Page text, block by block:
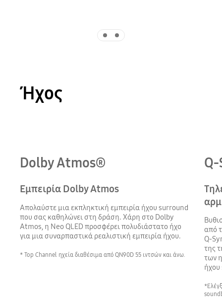
Ήχος
Dolby Atmos®
Εμπειρία Dolby Atmos
Απολαύστε μια εκπληκτική εμπειρία ήχου surround
που σας καθηλώνει στη δράση. Χάρη στο Dolby
Atmos, η Neo QLED προσφέρει πολυδιάστατο ήχο
για μια συναρπαστικά ρεαλιστική εμπειρία ήχου.
* Top Channel ηχεία διαθέσιμα από QN90D 55 ιντσών και άνω.
από
Q-
της
των